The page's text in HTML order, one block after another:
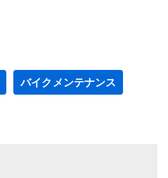
バイクメンテナンス